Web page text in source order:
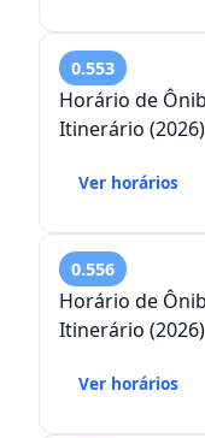
0.553
Horário de
Itinerário (2026)
Ver horários
0.556
Horário de
Itinerário (2026)
Ver horários